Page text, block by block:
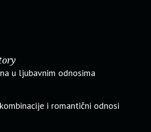
u ljubavnim odnosima
i romantični odnosi